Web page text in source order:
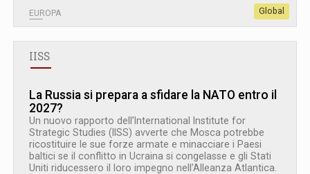
EUROPA Global
IISS
La Russia si prepara a sfidare la NATO entro il
2027?
Un nuovo rapporto dell’International Institute for
Strategic Studies (IISS) avverte che Mosca potrebbe
ricostituire le sue forze armate e minacciare i Paesi
baltici se il conflitto in Ucraina si congelasse e gli Stati
Uniti riducessero il loro impegno nell’Alleanza Atlantica.